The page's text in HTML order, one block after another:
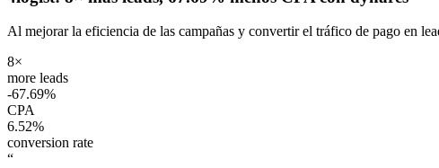
Al mejorar la eficiencia de las campañas y convertir el tráfico de pago en
8×
more leads
-67.69%
CPA
6.52%
conversion rate
“